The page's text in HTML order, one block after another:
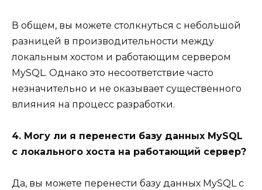
В общем, вы можете столкнуться с небольшой
разницей в производительности между
локальным хостом и работающим сервером
MySQL. Однако это несоответствие часто
незначительно и не оказывает существенного
влияния на процесс разработки.
4. Могу ли я перенести базу данных MySQL
с локального хоста на работающий сервер?
Да, вы можете перенести базу данных MySQL с